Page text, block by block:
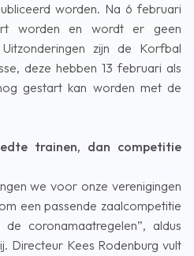
worden. Na 6 februari
worden en wordt er geen
zijn de Korfbal
deze hebben 13 februari als
gestart kan worden met de
trainen, dan competitie
we voor onze verenigingen
een passende zaalcompetitie
coronamaatregelen”, aldus
Directeur Kees Rodenburg vult